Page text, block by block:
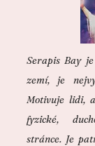
Serapis Bay
zemí, je
Motivuje lidi,
fyzické,
stránce. Je